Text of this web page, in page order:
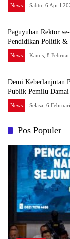
News Sabtu, 6 April
Paguyuban Rektor
Pendidikan Politik &
News Kamis, 8
Demi Keberlanjutan
Publik Pemilu Damai
News Selasa, 6
Pos Populer